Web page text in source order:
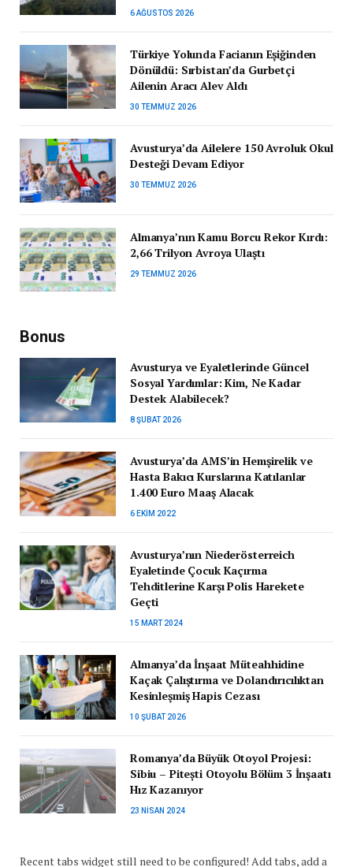
6 AĞUSTOS 2026
Türkiye Yolunda Facianın Eşiğinden
Dönüldü: Sırbistan’da Gurbetçi
Ailenin Aracı Alev Aldı
30 TEMMUZ 2026
Avusturya’da Ailelere 150 Avroluk Okul
Desteği Devam Ediyor
30 TEMMUZ 2026
Almanya’nın Kamu Borcu Rekor Kırdı:
2,66 Trilyon Avroya Ulaştı
29 TEMMUZ 2026
Bonus
Avusturya ve Eyaletlerinde Güncel
Sosyal Yardımlar: Kim, Ne Kadar
Destek Alabilecek?
8 ŞUBAT 2026
Avusturya’da AMS’in Hemşirelik ve
Hasta Bakıcı Kurslarına Katılanlar
1.400 Euro Maaş Alacak
6 EKIM 2022
Avusturya’nın Niederösterreich
Eyaletinde Çocuk Kaçırma
Tehditlerine Karşı Polis Harekete
Geçti
15 MART 2024
Almanya’da İnşaat Müteahhidine
Kaçak Çalıştırma ve Dolandırıcılıktan
Kesinleşmiş Hapis Cezası
10 ŞUBAT 2026
Romanya’da Büyük Otoyol Projesi:
Sibiu – Pitești Otoyolu Bölüm 3 İnşaatı
Hız Kazanıyor
23 NISAN 2024
Recent tabs widget still need to be configured! Add tabs, add a